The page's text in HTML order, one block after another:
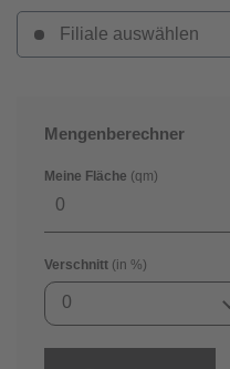
Filiale auswählen
Mengenberechner
Meine Fläche (qm)
Verschnitt (in %)
0